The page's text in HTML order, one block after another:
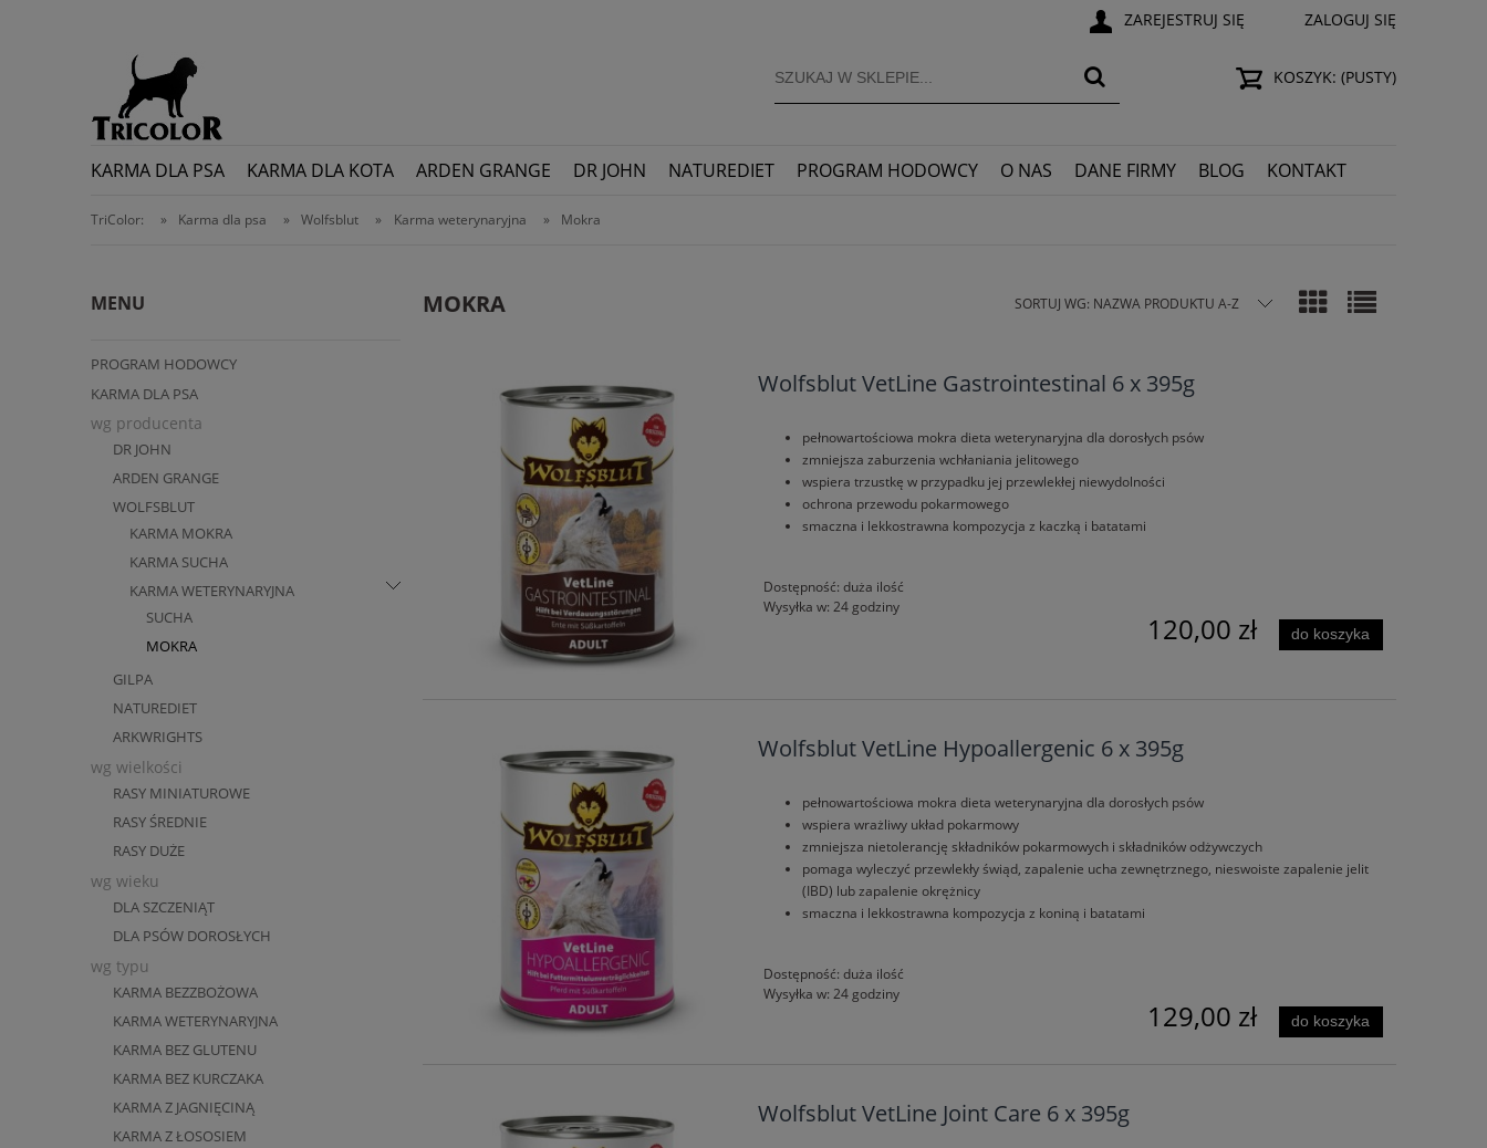
ZAREJESTRUJ SIĘ ZALOGUJ SIĘ
KOSZYK: (PUSTY)
KARMA DLA PSA KARMA DLA KOTA ARDEN GRANGE DR JOHN NATUREDIET PROGRAM HODOWCY O NAS DANE FIRMY BLOG KONTAKT
TriColor: » Karma dla psa » Wolfsblut » Karma weterynaryjna » Mokra
MENU
PROGRAM HODOWCY
KARMA DLA PSA
DR JOHN
ARDEN GRANGE
WOLFSBLUT
KARMA MOKRA
KARMA SUCHA
KARMA WETERYNARYJNA
SUCHA
MOKRA
GILPA
NATUREDIET
ARKWRIGHTS
RASY MINIATUROWE
RASY ŚREDNIE
RASY DUŻE
DLA SZCZENIĄT
DLA PSÓW DOROSŁYCH
KARMA BEZZBOŻOWA
KARMA WETERYNARYJNA
KARMA BEZ GLUTENU
KARMA BEZ KURCZAKA
KARMA Z JAGNIĘCINĄ
KARMA Z ŁOSOSIEM
MOKRA SORTUJ WG: NAZWA PRODUKTU A-Z
Wolfsblut VetLine Gastrointestinal 6 x 395g
pełnowartościowa mokra dieta weterynaryjna dla dorosłych psów
zmniejsza zaburzenia wchłaniania jelitowego
wspiera trzustkę w przypadku jej przewlekłej niewydolności
ochrona przewodu pokarmowego
smaczna i lekkostrawna kompozycja z kaczką i batatami
Dostępność: duża ilość
Wysyłka w: 24 godziny
120,00 zł do koszyka
Wolfsblut VetLine Hypoallergenic 6 x 395g
pełnowartościowa mokra dieta weterynaryjna dla dorosłych psów
wspiera wrażliwy układ pokarmowy
zmniejsza nietolerancję składników pokarmowych i składników odżywczych
pomaga wyleczyć przewlekły świąd, zapalenie ucha zewnętrznego, nieswoiste zapalenie jelit
(IBD) lub zapalenie okrężnicy
smaczna i lekkostrawna kompozycja z koniną i batatami
Dostępność: duża ilość
Wysyłka w: 24 godziny
129,00 zł do koszyka
Wolfsblut VetLine Joint Care 6 x 395g